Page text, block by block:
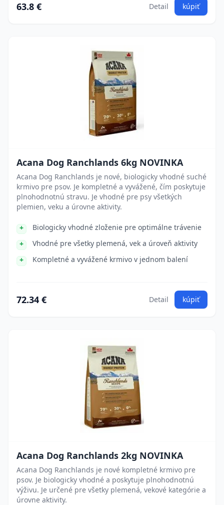
63.8 € Detail kúpiť
Acana Dog Ranchlands 6kg NOVINKA
Acana Dog Ranchlands je nové, biologicky vhodné suché
krmivo pre psov. Je kompletné a vyvážené, čím poskytuje
plnohodnotnú stravu. Je vhodné pre psy všetkých
plemien, veku a úrovne aktivity.
Biologicky vhodné zloženie pre optimálne trávenie
Vhodné pre všetky plemená, vek a úroveň aktivity
Kompletné a vyvážené krmivo v jednom balení
72.34 € Detail kúpiť
Acana Dog Ranchlands 2kg NOVINKA
Acana Dog Ranchlands je nové kompletné krmivo pre
psov. Je biologicky vhodné a poskytuje plnohodnotnú
výživu. Je určené pre všetky plemená, vekové kategórie a
úrovne aktivity.